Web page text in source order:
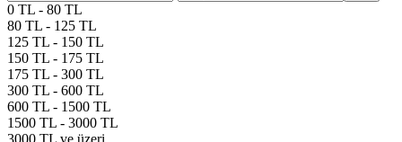
0 TL - 80 TL
80 TL - 125 TL
125 TL - 150 TL
150 TL - 175 TL
175 TL - 300 TL
300 TL - 600 TL
600 TL - 1500 TL
1500 TL - 3000 TL
3000 TL ve üzeri